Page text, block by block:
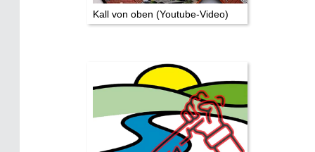
Kall von oben (Youtube-Video)